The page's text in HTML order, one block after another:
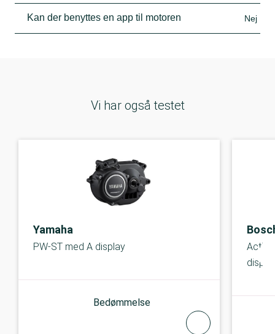
Kan der benyttes en app til motoren Nej
Vi har også testet
Yamaha
PW-ST med A display
Bedømmelse
Active